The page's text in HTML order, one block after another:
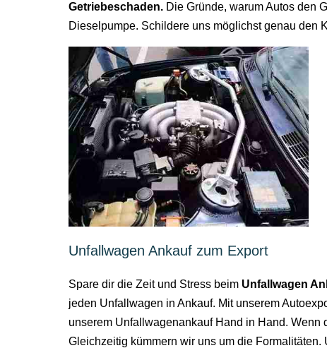
Getriebeschaden. Die Gründe, warum Autos den
Dieselpumpe. Schildere uns möglichst genau den
Unfallwagen Ankauf zum Export
Spare dir die Zeit und Stress beim Unfallwagen
jeden Unfallwagen in Ankauf. Mit unserem
unserem Unfallwagenankauf Hand in Hand.
Gleichzeitig kümmern wir uns um die